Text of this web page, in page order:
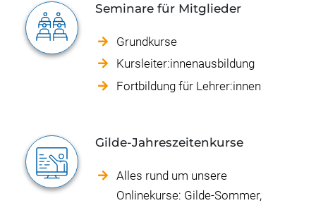
Seminare für Mitglieder
Grundkurse
Kursleiter:innenausbildung
Fortbildung für Lehrer:innen
Gilde-Jahreszeitenkurse
Alles rund um unsere
Onlinekurse: Gilde-Sommer,